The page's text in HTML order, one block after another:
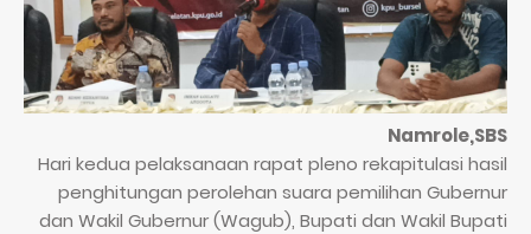
Namrole,SBS
Hari kedua pelaksanaan rapat pleno rekapitulasi hasil
penghitungan perolehan suara pemilihan Gubernur
dan Wakil Gubernur (Wagub), Bupati dan Wakil Bupati